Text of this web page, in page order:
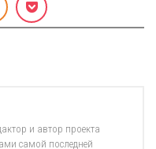
и автор проекта
самой последней